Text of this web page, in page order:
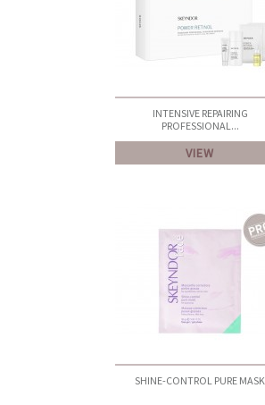
INTENSIVE REPAIRING
PROFESSIONAL...
VIEW
SHINE-CONTROL PURE MASK